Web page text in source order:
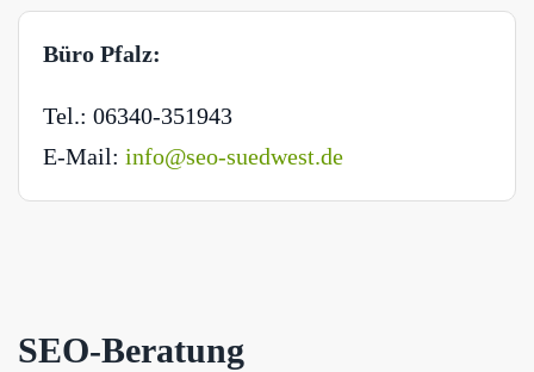
Büro Pfalz:
Tel.: 06340-351943
E-Mail: info@seo-suedwest.de
SEO-Beratung